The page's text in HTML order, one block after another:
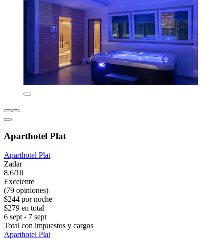
Aparthotel Plat
Aparthotel Plat
Zadar
8.6/10
Excelente
(79 opiniones)
$244 por noche
$279 en total
6 sept - 7 sept
Total con impuestos y cargos
Aparthotel Plat